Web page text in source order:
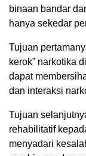
binaan bandar
hanya sekedar
Tujuan
kerok” narkotika
dapat
dan interaksi
Tujuan
rehabilitatif
menyadari